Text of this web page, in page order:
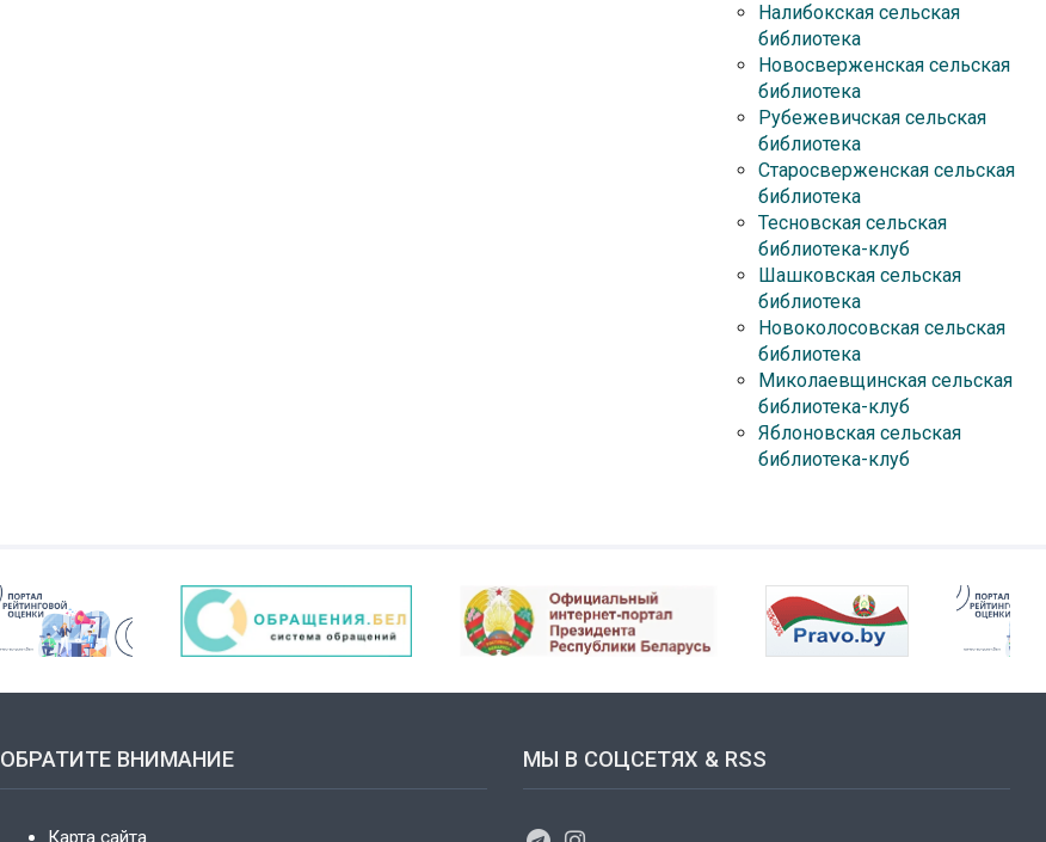
Налибокская сельская
библиотека
Новосверженская сельская
библиотека
Рубежевичская сельская
библиотека
Старосверженская сельская
библиотека
Тесновская сельская
библиотека-клуб
Шашковская сельская
библиотека
Новоколосовская сельская
библиотека
Миколаевщинская сельская
библиотека-клуб
Яблоновская сельская
библиотека-клуб
ОБРАТИТЕ ВНИМАНИЕ
Карта сайта
МЫ В СОЦСЕТЯХ & RSS